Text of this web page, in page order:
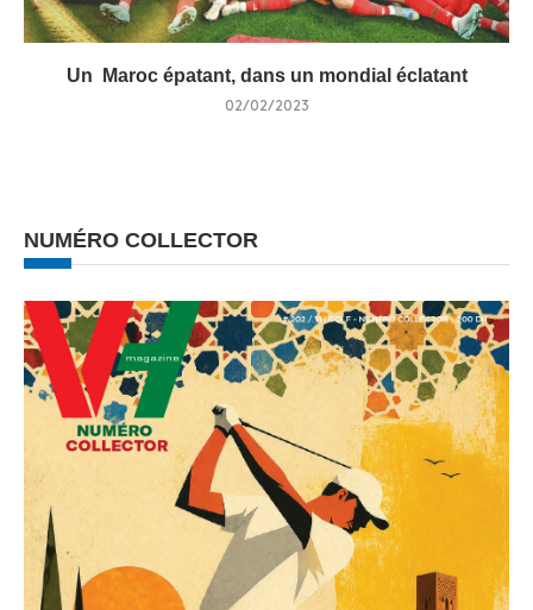
Un Maroc épatant, dans un mondial éclatant
02/02/2023
NUMÉRO COLLECTOR